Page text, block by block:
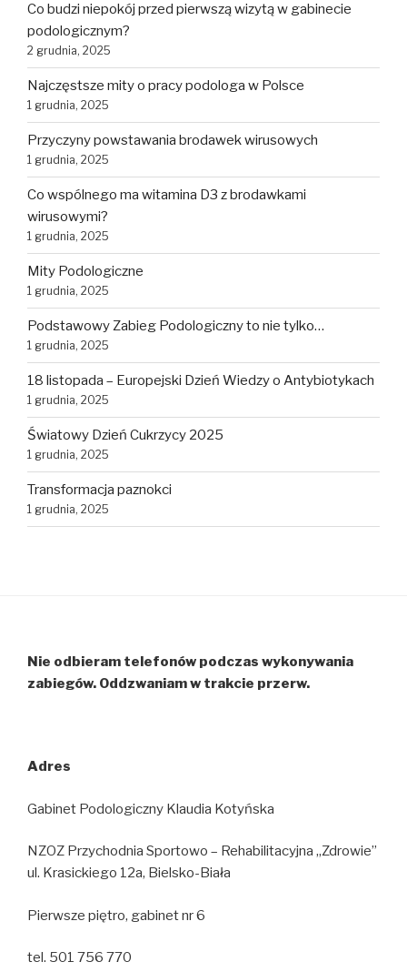
Co budzi niepokój przed pierwszą wizytą w gabinecie
podologicznym?
2 grudnia, 2025
Najczęstsze mity o pracy podologa w Polsce
1 grudnia, 2025
Przyczyny powstawania brodawek wirusowych
1 grudnia, 2025
Co wspólnego ma witamina D3 z brodawkami
wirusowymi?
1 grudnia, 2025
Mity Podologiczne
1 grudnia, 2025
Podstawowy Zabieg Podologiczny to nie tylko…
1 grudnia, 2025
18 listopada – Europejski Dzień Wiedzy o Antybiotykach
1 grudnia, 2025
Światowy Dzień Cukrzycy 2025
1 grudnia, 2025
Transformacja paznokci
1 grudnia, 2025
Nie odbieram telefonów podczas wykonywania
zabiegów. Oddzwaniam w trakcie przerw.
Adres
Gabinet Podologiczny Klaudia Kotyńska
NZOZ Przychodnia Sportowo – Rehabilitacyjna „Zdrowie”
ul. Krasickiego 12a, Bielsko-Biała
Pierwsze piętro, gabinet nr 6
tel. 501 756 770